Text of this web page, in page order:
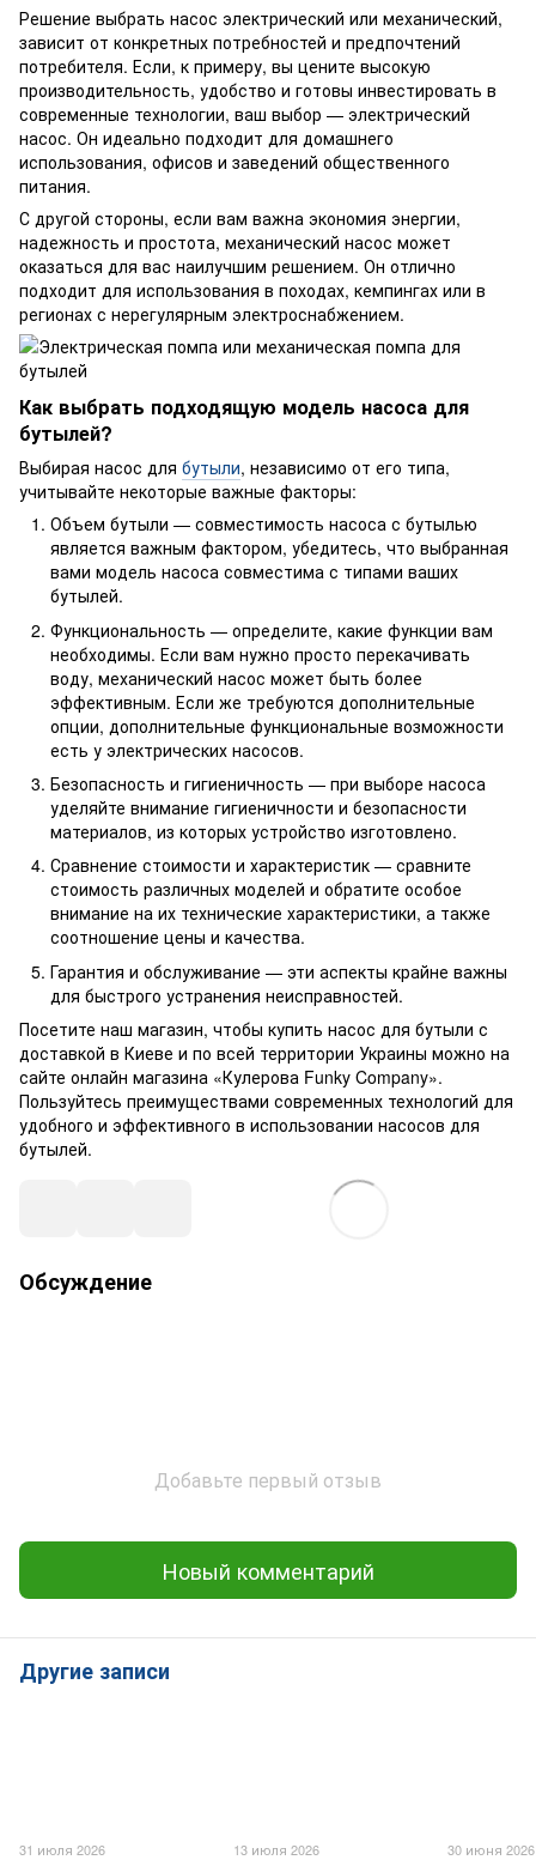
Решение выбрать насос электрический или механический,
зависит от конкретных потребностей и предпочтений
потребителя. Если, к примеру, вы цените высокую
производительность, удобство и готовы инвестировать в
современные технологии, ваш выбор — электрический
насос. Он идеально подходит для домашнего
использования, офисов и заведений общественного
питания.
С другой стороны, если вам важна экономия энергии,
надежность и простота, механический насос может
оказаться для вас наилучшим решением. Он отлично
подходит для использования в походах, кемпингах или в
регионах с нерегулярным электроснабжением.
Как выбрать подходящую модель насоса для
бутылей?
Выбирая насос для бутыли, независимо от его типа,
учитывайте некоторые важные факторы:
Объем бутыли — совместимость насоса с бутылью
является важным фактором, убедитесь, что выбранная
вами модель насоса совместима с типами ваших
бутылей.
Функциональность — определите, какие функции вам
необходимы. Если вам нужно просто перекачивать
воду, механический насос может быть более
эффективным. Если же требуются дополнительные
опции, дополнительные функциональные возможности
есть у электрических насосов.
Безопасность и гигиеничность — при выборе насоса
уделяйте внимание гигиеничности и безопасности
материалов, из которых устройство изготовлено.
Сравнение стоимости и характеристик — сравните
стоимость различных моделей и обратите особое
внимание на их технические характеристики, а также
соотношение цены и качества.
Гарантия и обслуживание — эти аспекты крайне важны
для быстрого устранения неисправностей.
Посетите наш магазин, чтобы купить насос для бутыли с
доставкой в Киеве и по всей территории Украины можно на
сайте онлайн магазина «Кулерова Funky Company».
Пользуйтесь преимуществами современных технологий для
удобного и эффективного в использовании насосов для
бутылей.
Обсуждение
Добавьте первый отзыв
Новый комментарий
Другие записи
31 июля 2026 13 июля 2026 30 июня 2026